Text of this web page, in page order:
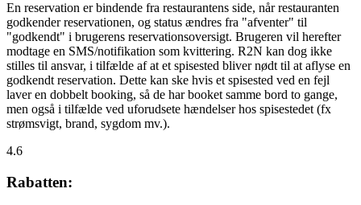
En reservation er bindende fra restaurantens side, når restauranten
godkender reservationen, og status ændres fra "afventer" til
"godkendt" i brugerens reservationsoversigt. Brugeren vil herefter
modtage en SMS/notifikation som kvittering. R2N kan dog ikke
stilles til ansvar, i tilfælde af at et spisested bliver nødt til at aflyse en
godkendt reservation. Dette kan ske hvis et spisested ved en fejl
laver en dobbelt booking, så de har booket samme bord to gange,
men også i tilfælde ved uforudsete hændelser hos spisestedet (fx
strømsvigt, brand, sygdom mv.).
4.6
Rabatten: